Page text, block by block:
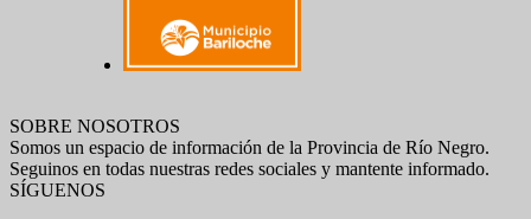
SOBRE NOSOTROS
Somos un espacio de información de la Provincia de Río Negro.
Seguinos en todas nuestras redes sociales y mantente informado.
SÍGUENOS